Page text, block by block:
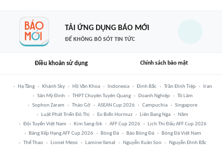
TẢI ỨNG DỤNG BÁO MỚI
ĐỂ KHÔNG BỎ SÓT TIN TỨC
Điều khoản sử dụng Chính sách bảo mật
Hạ Tầng Khánh Sky Hồ Văn Khoa Indonesia Đình Bắc Trần Đình Tiệp
Iran
Sân Mỹ Đình
THPT Chuyên Tuyên Quang Doanh Nghiệp
Tô Lâm
Sophon Zaram
Tháo Gỡ ASEAN Cup 2026 Campuchia
Singapore
Luật Phát Triển Đô Thị
Eo Biển Hormuz Liên Bang Nga
Năm
Đội Tuyển Việt Nam
Kim Sang-Sik AFF Cup 2026
Lịch Thi Đấu AFF Cup 2026
Bảng Xếp Hạng AFF Cup 2026
Bóng Đá Báo Bóng Đá
Bóng Đá Việt Nam
Thể Thao
Lionel Messi Lamine Yamal Nguyễn Xuân Son
Nguyễn Đình Bắc